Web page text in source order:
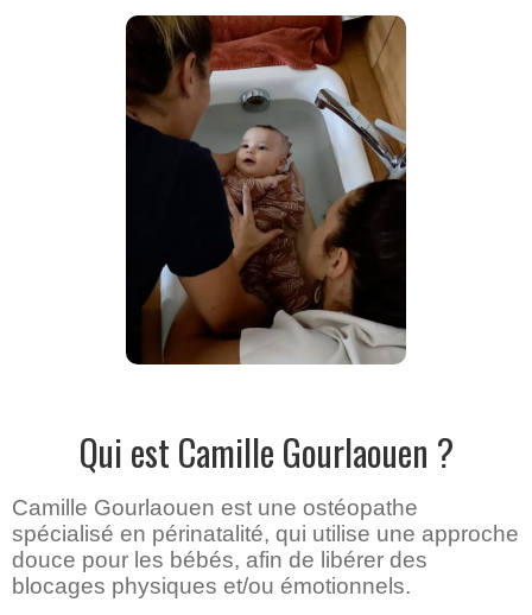
Qui est Camille Gourlaouen ?
Camille Gourlaouen est une ostéopathe
spécialisé en périnatalité, qui utilise une approche
douce pour les bébés, afin de libérer des
blocages physiques et/ou émotionnels.